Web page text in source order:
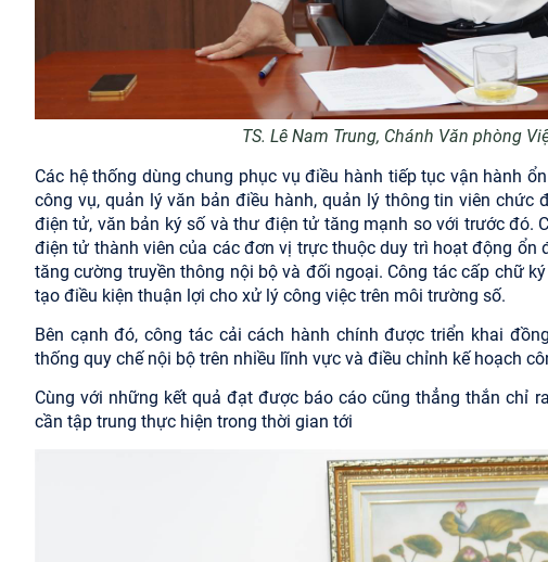
TS. Lê Nam Trung, Chánh Văn phòng
Các hệ thống dùng chung phục vụ điều hành tiếp tục vận hành
công vụ, quản lý văn bản điều hành, quản lý thông tin viên
điện tử, văn bản ký số và thư điện tử tăng mạnh so với trước đó.
điện tử thành viên của các đơn vị trực thuộc duy trì hoạt động
tăng cường truyền thông nội bộ và đối ngoại. Công tác cấp chữ
tạo điều kiện thuận lợi cho xử lý công việc trên môi trường số.
Bên cạnh đó, công tác cải cách hành chính được triển khai
thống quy chế nội bộ trên nhiều lĩnh vực và điều chỉnh kế hoạch
Cùng với những kết quả đạt được báo cáocũng thẳng thắn chỉ
cần tập trung thực hiện trong thời gian tới